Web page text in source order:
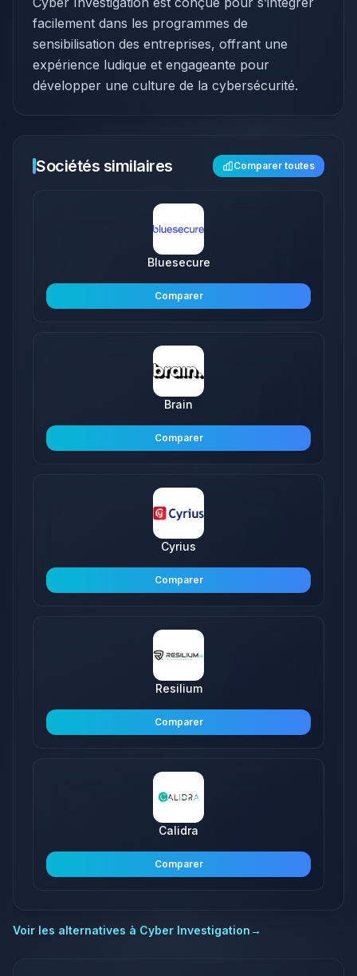
facilement dans les programmes de
sensibilisation des entreprises, offrant une
expérience ludique et engageante pour
développer une culture de la cybersécurité.​
Sociétés similaires Comparer toutes
Bluesecure
Comparer
Brain
Comparer
Cyrius
Comparer
Resilium
Comparer
Calidra
Comparer
Voir les alternatives à Cyber Investigation→